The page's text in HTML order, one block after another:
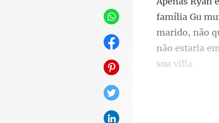
marido, não